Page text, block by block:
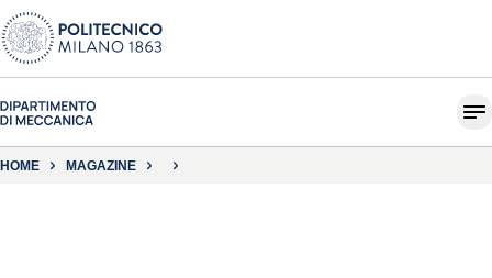
HOME MAGAZINE